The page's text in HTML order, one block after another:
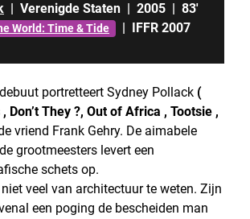
| Verenigde Staten | 2005 | 83'
World: Time & Tide | IFFR 2007
portretteert Sydney Pollack (
Don’t They ?, Out of Africa , Tootsie ,
vriend Frank Gehry. De aimabele
grootmeesters levert een
schets op.
veel van architectuur te weten. Zijn
een poging de bescheiden man